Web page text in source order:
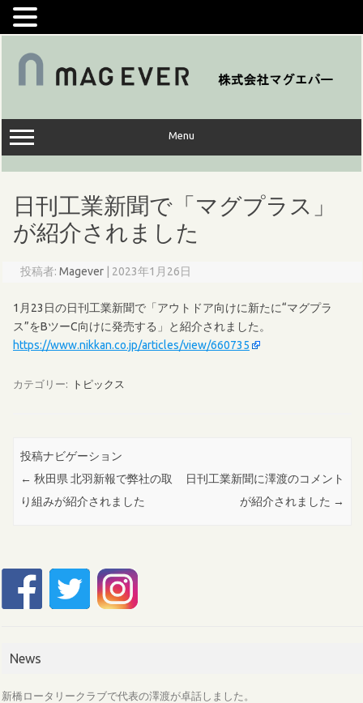
コ
キ
ッ
プ
Menu
日刊工業新聞で「マグプラス」
が紹介されました
投稿者:Magever | 2023年1月26日
1月23日の日刊工業新聞で「アウトドア向けに新たに“マグプラ
ス”をBツーC向けに発売する」と紹介されました。
https://www.nikkan.co.jp/articles/view/660735
カテゴリー: トピックス
投稿ナビゲーション
← 秋田県 北羽新報で弊社の取
り組みが紹介されました
日刊工業新聞に澤渡のコメント
が紹介されました →
News
新橋ロータリークラブで代表の澤渡が卓話しました。